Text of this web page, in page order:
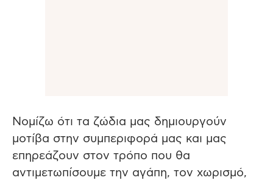
Νομίζω ότι τα ζώδια μας δημιουργούν
μοτίβα στην συμπεριφορά μας και μας
επηρεάζουν στον τρόπο που θα
αντιμετωπίσουμε την αγάπη, τον χωρισμό,